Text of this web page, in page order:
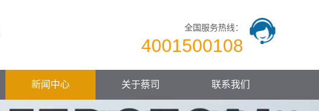
全国服务热线：
4001500108
新闻中心 关于蔡司 联系我们